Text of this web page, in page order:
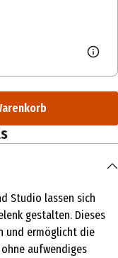
Studio lassen sich
gestalten. Dieses
und ermöglicht die
aufwendiges